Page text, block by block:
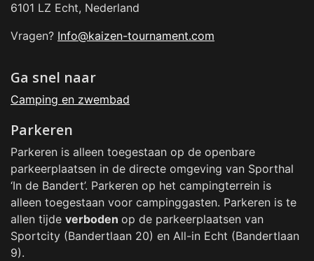
6101 LZ Echt, Nederland
Vragen? Info@kaizen-tournament.com
Ga snel naar
Camping en zwembad
Parkeren
Parkeren is alleen toegestaan op de openbare
parkeerplaatsen in de directe omgeving van Sporthal
‘In de Bandert’. Parkeren op het campingterrein is
alleen toegestaan voor campinggasten. Parkeren is te
allen tijde verboden op de parkeerplaatsen van
Sportcity (Bandertlaan 20) en All-in Echt (Bandertlaan
9).